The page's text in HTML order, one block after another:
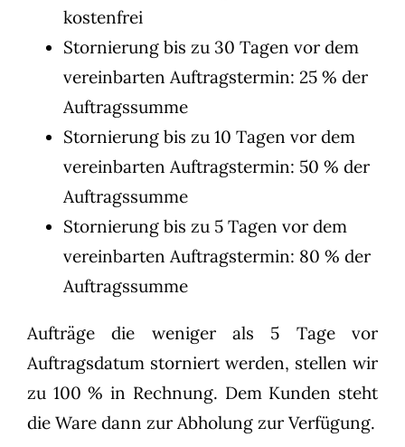
kostenfrei
Stornierung bis zu 30 Tagen vor dem
vereinbarten Auftragstermin: 25 % der
Auftragssumme
Stornierung bis zu 10 Tagen vor dem
vereinbarten Auftragstermin: 50 % der
Auftragssumme
Stornierung bis zu 5 Tagen vor dem
vereinbarten Auftragstermin: 80 % der
Auftragssumme
Aufträge die weniger als 5 Tage vor
Auftragsdatum storniert werden, stellen wir
zu 100 % in Rechnung. Dem Kunden steht
die Ware dann zur Abholung zur Verfügung.